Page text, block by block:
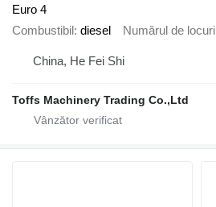
Euro 4
Combustibil diesel Numărul de locuri
China, He Fei Shi
Toffs Machinery Trading Co.,Ltd